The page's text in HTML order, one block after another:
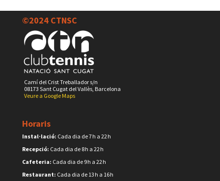
©2024 CTNSC
Camí del Crist Treballador s/n
08173 Sant Cugat del Vallès, Barcelona
Veure a Google Maps
Horaris
Instal·lació: Cada dia de 7 h a 22 h
Recepció: Cada dia de 8 h a 22 h
Cafeteria: Cada dia de 9 h a 22 h
Restaurant: Cada dia de 13 h a 16 h